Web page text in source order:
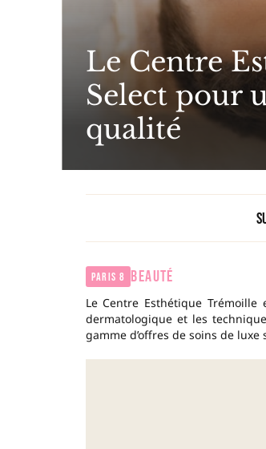
Le Centre
Select pour
qualité
Paris 8 BEAUTÉ
Le Centre Esthétique
dermatologique et les
gamme d’offres de soins de luxe